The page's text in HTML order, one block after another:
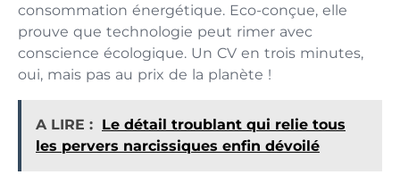
consommation énergétique. Eco-conçue, elle
prouve que technologie peut rimer avec
conscience écologique. Un CV en trois minutes,
oui, mais pas au prix de la planète !
A LIRE : Le détail troublant qui relie tous
les pervers narcissiques enfin dévoilé